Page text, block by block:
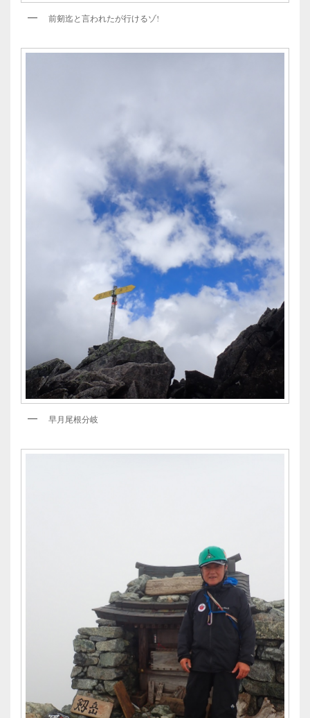
前剱迄と言われたが行けるゾ!
早月尾根分岐